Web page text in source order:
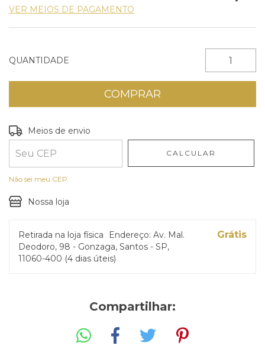
VER MEIOS DE PAGAMENTO
QUANTIDADE
Entregas para o CEP:
Meios de envio
CALCULAR
Não sei meu CEP
Nossa loja
Retirada na loja física
Endereço: Av. Mal.
Deodoro, 98 - Gonzaga, Santos - SP,
11060-400 (4 dias úteis)
Grátis
Compartilhar: